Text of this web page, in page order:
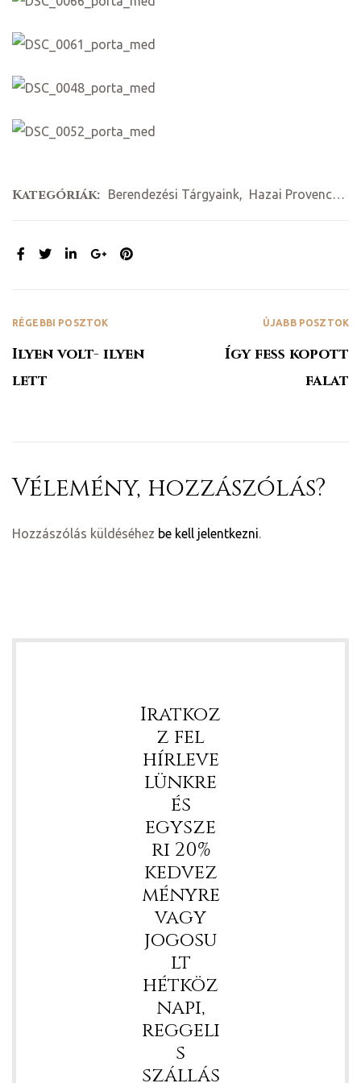
Kategóriák: Berendezési Tárgyaink, Hazai Provence Blog
MEGOSZTÁS:
RÉGEBBI POSZTOK
Ilyen volt- ilyen
lett
ÚJABB POSZTOK
Így fess kopott
falat
Vélemény, hozzászólás?
Hozzászólás küldéséhez be kell jelentkezni
Iratkoz
z fel
hírleve
lünkre
és
egysze
ri 20%
kedvez
ményre
vagy
jogosu
lt
hétköz
napi,
reggeli
s
szállás